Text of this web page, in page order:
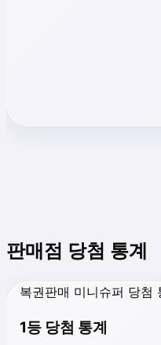
판매점 당첨 통계
복권판매 미니슈퍼 당첨
1등 당첨 통계